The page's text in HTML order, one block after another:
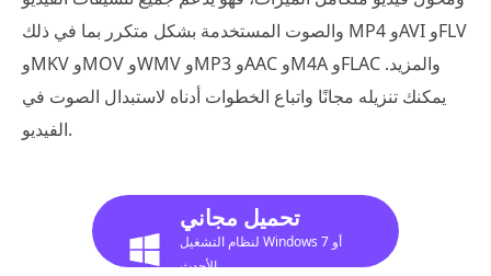
والصوت المستخدمة بشكل متكرر بما في ذلك MP4 وAVI وFLV
وMKV وMOV وWMV وMP3 وAAC وM4A وFLAC والمزيد.
يمكنك تنزيله مجانًا واتباع الخطوات أدناه لاستبدال الصوت في
الفيديو.
تحميل مجاني
لنظام التشغيل Windows 7 أو
الأحدث